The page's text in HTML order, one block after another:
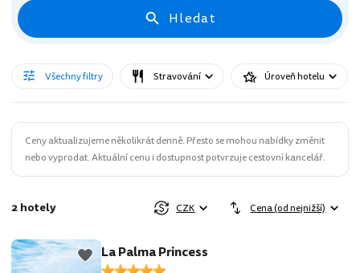
Hledat
Všechny filtry Stravování Úroveň hotelu
Ceny aktualizujeme několikrát denně. Přesto se mohou nabídky změnit
nebo vyprodat. Aktuální cenu i dostupnost potvrzuje cestovní kancelář.
2 hotely CZK Cena (od nejnižší)
La Palma Princess